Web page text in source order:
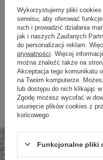
rokrocznie od 2015 roku
Friendly Company
Podmiot odpowiedzialny za ten
produkt na terenie UE
Symbol
Seria
Poprzedni z tej
Wykorzystujemy pliki cookies
serwisu, aby oferować
ruch i prowadzić działania
jak i naszych Zaufanych
do personalizacji reklam.
prywatności . Więcej
można znaleźć także na
Akceptacja tego komunikatu
na Twoim komputerze.
lub dostępu do nich klikając w
Zgodę możesz wycofać w
usunięcie plików cookies z
końcowego.
Funkcjonalne pliki